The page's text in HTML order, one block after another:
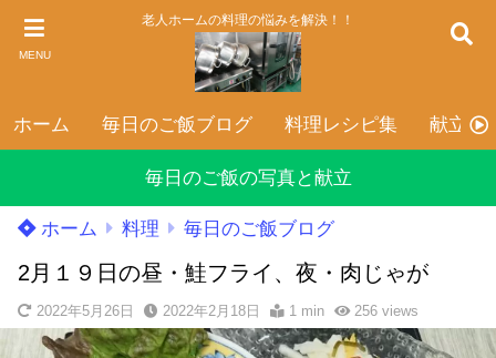
MENU
老人ホームの料理の悩みを解決！！
ホーム 毎日のご飯ブログ 料理レシピ集 献立表
毎日のご飯の写真と献立
ホーム 料理 毎日のご飯ブログ
2月１９日の昼・鮭フライ、夜・肉じゃが
2022年5月26日 2022年2月18日 1 min 256views